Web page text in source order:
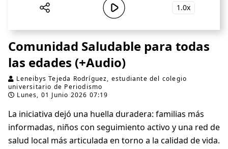
1.0x
Comunidad Saludable para todas
las edades (+Audio)
Leneibys Tejeda Rodríguez, estudiante del colegio
universitario de Periodismo
Lunes, 01 Junio 2026 07:19
La iniciativa dejó una huella duradera: familias más
informadas, niños con seguimiento activo y una red de
salud local más articulada en torno a la calidad de vida.